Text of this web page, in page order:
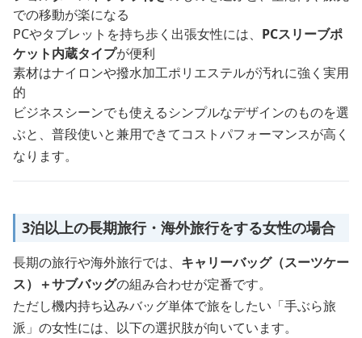
での移動が楽になる
PCやタブレットを持ち歩く出張女性には、 PCスリーブポ
ケット内蔵タイプが便利
素材はナイロンや撥水加工ポリエステルが汚れに強く実用
的
ビジネスシーンでも使えるシンプルなデザインのものを選
ぶと、普段使いと兼用できてコストパフォーマンスが高く
なります。
3泊以上の長期旅行・海外旅行をする女性の場合
長期の旅行や海外旅行では、 キャリーバッグ（スーツケー
ス）＋サブバッグの組み合わせが定番です。
ただし機内持ち込みバッグ単体で旅をしたい「手ぶら旅
派」の女性には、以下の選択肢が向いています。